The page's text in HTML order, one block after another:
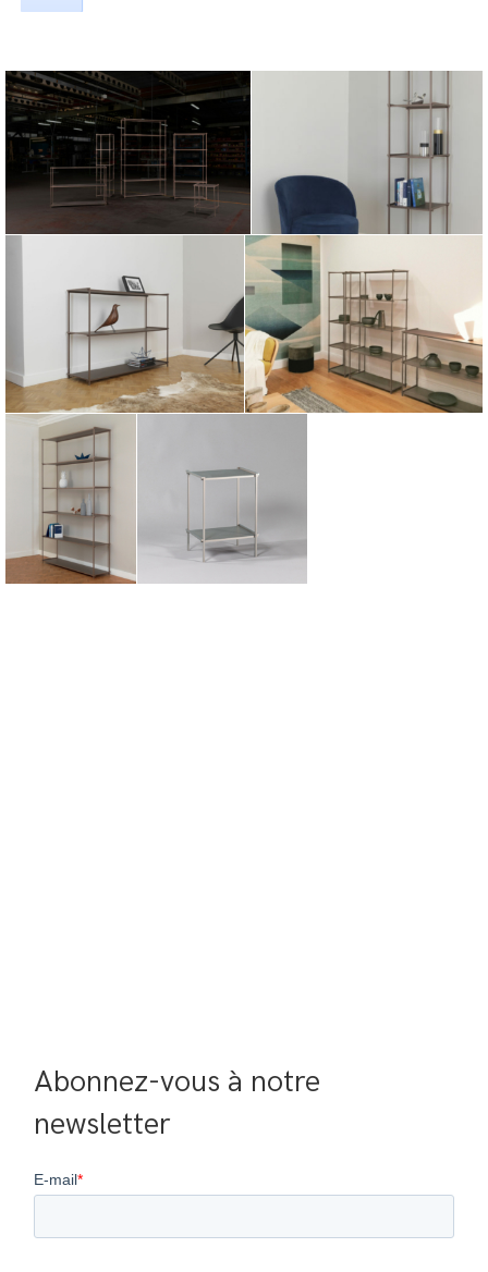
Abonnez-vous à notre
newsletter